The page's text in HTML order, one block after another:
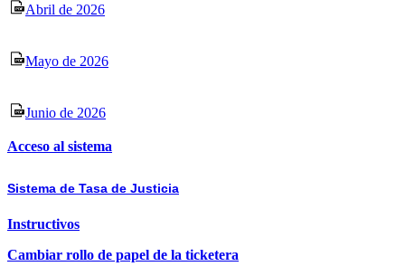
Abril de 2026
Mayo de 2026
Junio de 2026
Acceso al sistema
Sistema de Tasa de Justicia
Instructivos
Cambiar rollo de papel de la ticketera